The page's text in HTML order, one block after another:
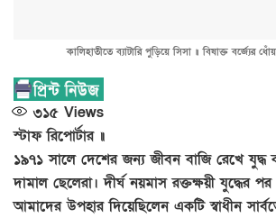
কালিহাতীতে ব্যাটারি পুড়িয়ে সিসা ॥ বিষাক্ত বর্জ্যের
৩১৫ Views
স্টাফ রিপোর্টার ॥
১৯৭১ সালে দেশের জন্য জীবন বাজি রেখে যুদ্ধ
দামাল ছেলেরা। দীর্ঘ নয়মাস রক্তক্ষয়ী যুদ্ধের
আমাদের উপহার দিয়েছিলেন একটি স্বাধীন